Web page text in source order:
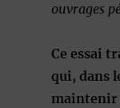
ouvrages
Ce essai
qui, dans
maintenir